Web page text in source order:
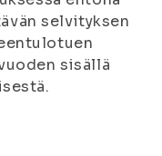
selvityksen
sisällä